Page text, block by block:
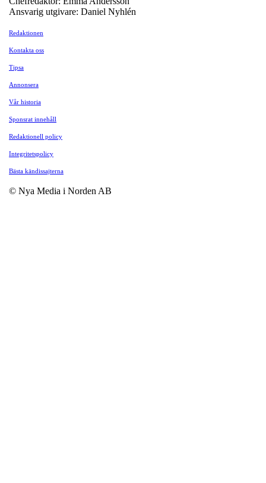
Ansvarig utgivare: Daniel Nyhlén
Redaktionen
Kontakta oss
Tipsa
Annonsera
Vår historia
Sponsrat innehåll
Redaktionell policy
Integritetspolicy
Bästa kändissajterna
© Nya Media i Norden AB